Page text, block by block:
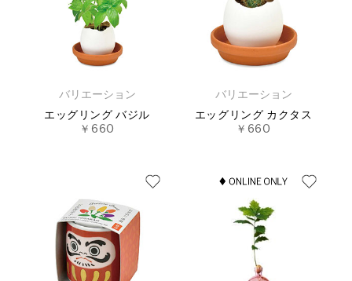
バリエーション
エッグリング バジル
￥660
バリエーション
エッグリング カクタス
￥660